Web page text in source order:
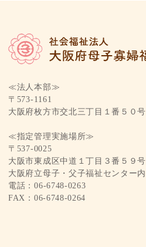
≪法人本部≫
〒573-1161
大阪府枚方市交北三丁目１番５０号
≪指定管理実施場所≫
〒537-0025
大阪市東成区中道１丁目３番５９号
大阪府立母子・父子福祉センター内
電話：06-6748-0263
FAX：06-6748-0264